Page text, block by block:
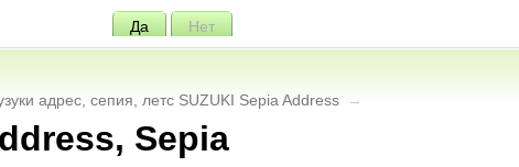
адрес, сепия, летс SUZUKI Sepia Address →
Sepia